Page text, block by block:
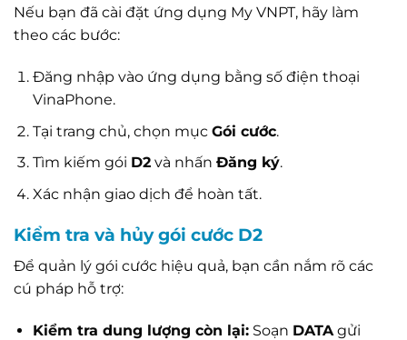
Nếu bạn đã cài đặt ứng dụng My VNPT, hãy làm
theo các bước:
Đăng nhập vào ứng dụng bằng số điện thoại
VinaPhone.
Tại trang chủ, chọn mục Gói cước.
Tìm kiếm gói D2và nhấn Đăng ký.
Xác nhận giao dịch để hoàn tất.
Kiểm tra và hủy gói cước D2
Để quản lý gói cước hiệu quả, bạn cần nắm rõ các
cú pháp hỗ trợ:
Kiểm tra dung lượng còn lại:Soạn DATAgửi